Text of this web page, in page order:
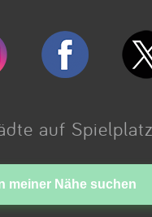
meiner Nähe suchen
auf
love in